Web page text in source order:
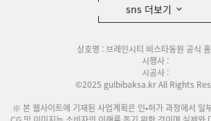
sns 더보기
상호명 : 브레인시티 비스타동원 공식
시행사 :
시공사 :
©2025 gulbibaksa.kr All Rights
※ 본 웹사이트에 기재된 사업계획은 인•허가 과정에서 일